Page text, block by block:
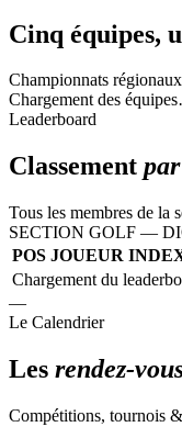
Cinq équipes,
Championnats
Chargement des
Leaderboard
Classement
Tous les membres de la
SECTION GOLF —
POS JOUEUR
Chargement du
—
Le Calendrier
Les rendez-
Compétitions, tournois